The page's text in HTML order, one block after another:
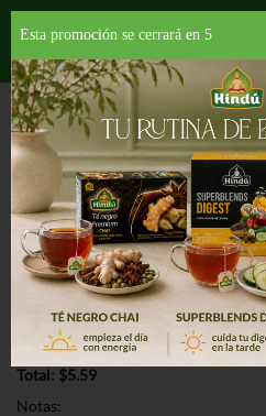
Departamentos
HOME DELI Y BAKERY REPOSTERÍA
CRUNCH GEMS
MI PAN COCONUT
OZ
$5.59
Total: $5.59
Notas:
Esta promoción se cerrará en 5